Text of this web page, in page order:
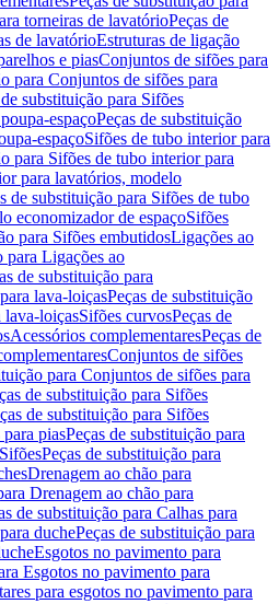
torneiras de lavatórioPeças de
de lavatórioEstruturas de ligação
e piasConjuntos de sifões para
para Conjuntos de sifões para
substituição para Sifões
espaçoPeças de substituição
espaçoSifões de tubo interior para
para Sifões de tubo interior para
para lavatórios, modelo
de substituição para Sifões de tubo
economizador de espaçoSifões
para Sifões embutidosLigações ao
para Ligações ao
de substituição para
lava-loiçasPeças de substituição
lava-loiçasSifões curvosPeças de
Acessórios complementaresPeças de
Conjuntos de sifões
para Conjuntos de sifões para
de substituição para Sifões
de substituição para Sifões
piasPeças de substituição para
SifõesPeças de substituição para
Drenagem ao chão para
Drenagem ao chão para
de substituição para Calhas para
duchePeças de substituição para
Esgotos no pavimento para
Esgotos no pavimento para
para esgotos no pavimento para